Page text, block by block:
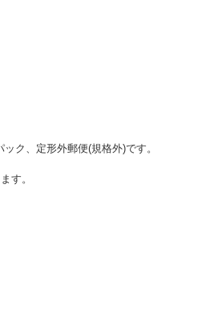
ク、定形外郵便(規格外)です。
す。